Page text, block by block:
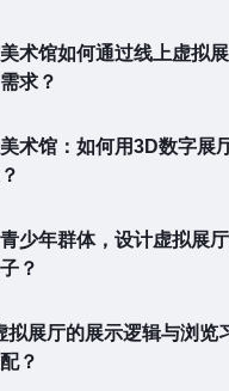
术馆如何通过线上虚拟
求？
术馆：如何用3D数字展
少年群体，设计虚拟展
？
拟展厅的展示逻辑与浏览
？